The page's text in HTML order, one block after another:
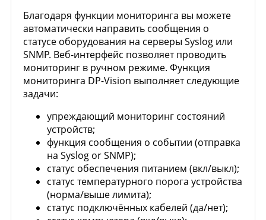
Благодаря функции мониторинга вы можете
автоматически направить сообщения о
статусе оборудования на серверы Syslog или
SNMP. Веб-интерфейс позволяет проводить
мониторинг в ручном режиме. Функция
мониторинга DP-Vision выполняет следующие
задачи:
упреждающий мониторинг состояний
устройств;
функция сообщения о событии (отправка
на Syslog or SNMP);
статус обеспечения питанием (вкл/выкл);
статус температурного порога устройства
(норма/выше лимита);
статус подключённых кабелей (да/нет);